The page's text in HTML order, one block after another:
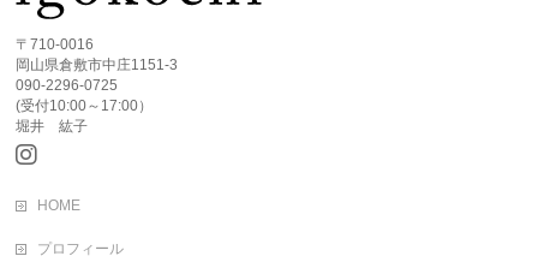
〒710-0016
岡山県倉敷市中庄1151-3
090-2296-0725
(受付10:00～17:00）
堀井 紘子
HOME
プロフィール